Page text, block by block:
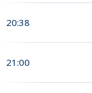
20:38
21:00